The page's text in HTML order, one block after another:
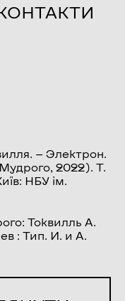
— Электрон.
2022). Т.
НБУ ім.
Токвилль А.
: Тип. И. и А.